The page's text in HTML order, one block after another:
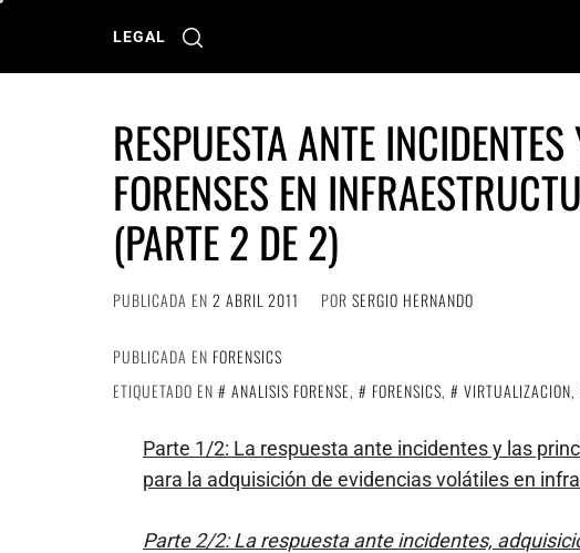
LEGAL
RESPUESTA ANTE
FORENSES EN
(PARTE 2 DE 2)
PUBLICADA EN 2 ABRIL 2011 POR SERGIO HERNANDO
PUBLICADA EN FORENSICS
ETIQUETADO EN
ANALISIS FORENSE, FORENSICS, VIRTUALIZACION,
Parte 1/2: La respuesta ante incidentes y las
para la adquisición de evidencias volátiles en
Parte 2/2: La respuesta ante incidentes,